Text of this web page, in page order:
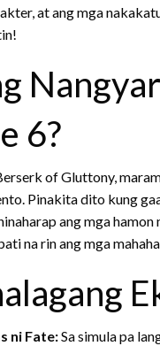
at ang mga
6?
of Gluttony,
Pinakita dito kung
ang mga
na rin ang mga
ni Fate:Sa simula pa